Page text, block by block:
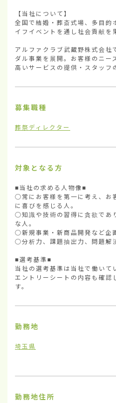
【当社について】
全国で結婚・葬斎式場、多目的
イフイベントを通し社会貢献を
アルファクラブ武蔵野株式会社
ダル事業を展開。お客様のニー
高いサービスの提供・スタッフ
募集職種
葬祭ディレクター
対象となる方
■当社の求める人物像■
○常にお客様を第一に考え、お
に喜びを感じる人。
○知識や技術の習得に貪欲であ
な人。
○新規事業・新商品開発など企
○分析力、課題抽出力、問題解
■選考基準■
当社の選考基準は当社で働いて
エントリーシートの内容も確認
す。
勤務地
埼玉県
勤務地住所